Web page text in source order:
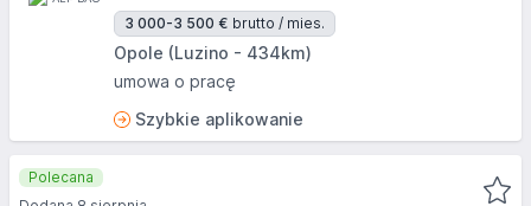
3 000-3 500 € brutto / mies.
Opole (Luzino - 434km)
umowa o pracę
Szybkie aplikowanie
Polecana